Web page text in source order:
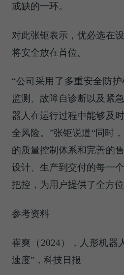
或缺的一环。
对此张钜表示，优必选在
将安全放在首位。
“公司采用了多重安全防
监测、故障自诊断以及紧
器人在运行过程中能够及
全风险。”张钜说道“同时
的质量控制体系和完善的
设计、生产到交付的每一
把控，为用户提供了全方
参考资料
崔爽（2024），人形机器
速度”，科技日报